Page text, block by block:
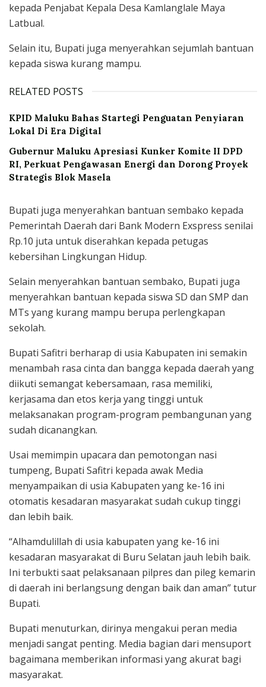
kepada Penjabat Kepala Desa Kamlanglale Maya
Latbual.
Selain itu, Bupati juga menyerahkan sejumlah bantuan
kepada siswa kurang mampu.
RELATED POSTS
KPID Maluku Bahas Startegi Penguatan Penyiaran
Lokal Di Era Digital
Gubernur Maluku Apresiasi Kunker Komite II DPD
RI, Perkuat Pengawasan Energi dan Dorong Proyek
Strategis Blok Masela
Bupati juga menyerahkan bantuan sembako kepada
Pemerintah Daerah dari Bank Modern Exspress senilai
Rp.10 juta untuk diserahkan kepada petugas
kebersihan Lingkungan Hidup.
Selain menyerahkan bantuan sembako, Bupati juga
menyerahkan bantuan kepada siswa SD dan SMP dan
MTs yang kurang mampu berupa perlengkapan
sekolah.
Bupati Safitri berharap di usia Kabupaten ini semakin
menambah rasa cinta dan bangga kepada daerah yang
diikuti semangat kebersamaan, rasa memiliki,
kerjasama dan etos kerja yang tinggi untuk
melaksanakan program-program pembangunan yang
sudah dicanangkan.
Usai memimpin upacara dan pemotongan nasi
tumpeng, Bupati Safitri kepada awak Media
menyampaikan di usia Kabupaten yang ke-16 ini
otomatis kesadaran masyarakat sudah cukup tinggi
dan lebih baik.
“Alhamdulillah di usia kabupaten yang ke-16 ini
kesadaran masyarakat di Buru Selatan jauh lebih baik.
Ini terbukti saat pelaksanaan pilpres dan pileg kemarin
di daerah ini berlangsung dengan baik dan aman” tutur
Bupati.
Bupati menuturkan, dirinya mengakui peran media
menjadi sangat penting. Media bagian dari mensuport
bagaimana memberikan informasi yang akurat bagi
masyarakat.